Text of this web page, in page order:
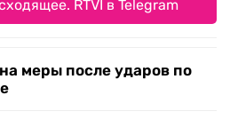
RTVI в Telegram
меры после ударов по